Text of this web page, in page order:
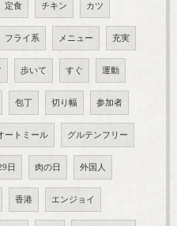
定食 チキン カツ
フライ系 メニュー 充実
歩いて すぐ 運動
包丁 切り幅 参加者
ートミール グルテンフリー
日 肉の日 外国人
香港 エンジョイ